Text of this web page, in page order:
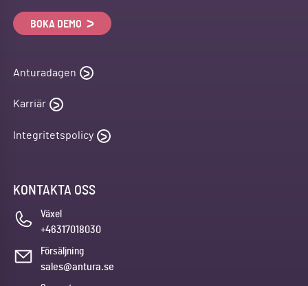
BOKA DEMO
Anturadagen
Karriär
Integritetspolicy
KONTAKTA OSS
Växel
+46317018030
Försäljning
sales@antura.se